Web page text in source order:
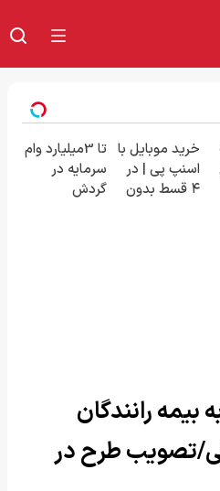
خرید موبایل با
اسنپ پی | در
۴ قسط بدون
تا 3میلیارد وام
سرمایه در
گردش
رانندگان
تصویب طرح در